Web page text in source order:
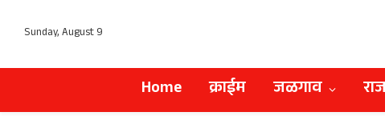
Sunday, August 9
Home क्राईम जळगाव